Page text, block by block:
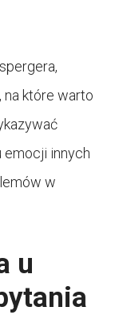
na które warto
emocji innych
w
u